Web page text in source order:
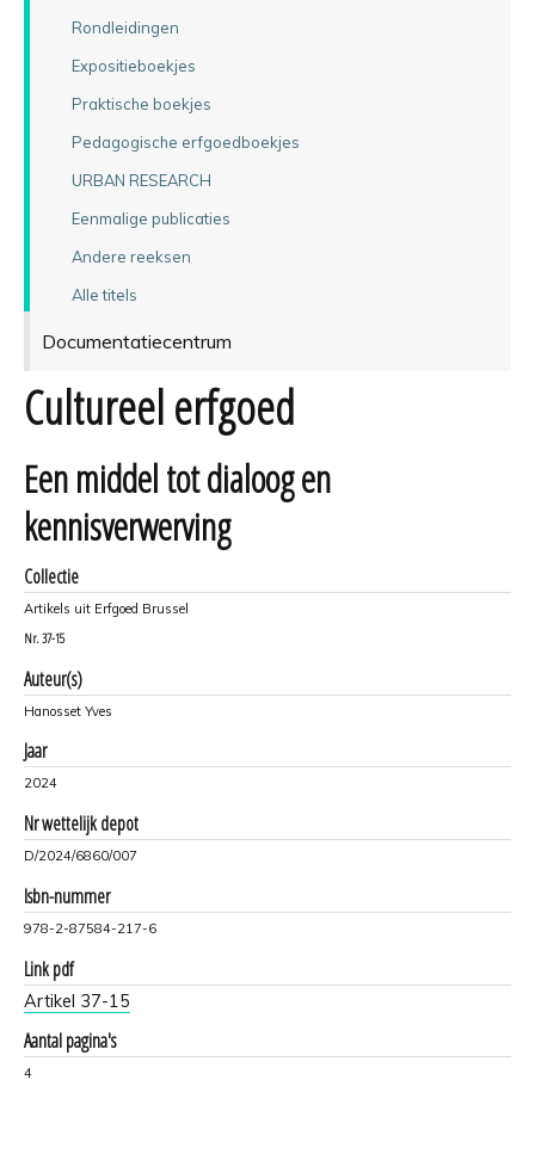
Rondleidingen
Expositieboekjes
Praktische boekjes
Pedagogische erfgoedboekjes
URBAN RESEARCH
Eenmalige publicaties
Andere reeksen
Alle titels
Documentatiecentrum
Cultureel erfgoed
Een middel tot dialoog en
kennisverwerving
Collectie
Artikels uit Erfgoed Brussel
Nr. 37-15
Auteur(s)
Hanosset Yves
Jaar
2024
Nr wettelijk depot
D/2024/6860/007
Isbn-nummer
978-2-87584-217-6
Link pdf
Artikel 37-15
Aantal pagina's
4